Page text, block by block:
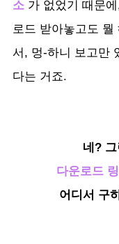
소 가 없었기 때문
로드 받아놓고도 뭘
서, 멍-하니 보고만
다는 거죠.
네? 그
다운로드
어디서 구